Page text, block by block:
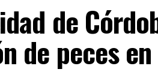
de
de peces